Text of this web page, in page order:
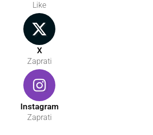
Like
X
Zaprati
Instagram
Zaprati